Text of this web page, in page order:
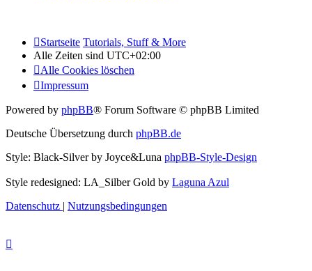
Startseite Tutorials, Stuff & More
Alle Zeiten sind UTC+02:00
Alle Cookies löschen
Impressum
Powered by phpBB® Forum Software © phpBB Limited
Deutsche Übersetzung durch phpBB.de
Style: Black-Silver by Joyce&Luna phpBB-Style-Design
Style redesigned: LA_Silber Gold by Laguna Azul
Datenschutz | Nutzungsbedingungen